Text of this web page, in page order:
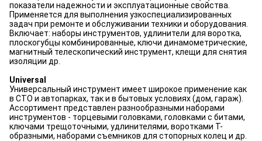
показатели надежности и эксплуатационные свойства.
Применяется для выполнения узкоспециализированных
задач при ремонте и обслуживании техники и оборудования.
Включает: наборы инструментов, удлинители для воротка,
плоскогубцы комбинированные, ключи динамометрические,
магнитный телескопический инструмент, клещи для снятия
изоляции др.
Universal
Универсальный инструмент имеет широкое применение как
в СТО и автопарках, так и в бытовых условиях (дом, гараж).
Ассортимент представлен разнообразными наборами
инструментов - торцевыми головками, головками с битами,
ключами трещоточными, удлинителями, воротками T-
образными, наборами съемников для стопорных колец и др.